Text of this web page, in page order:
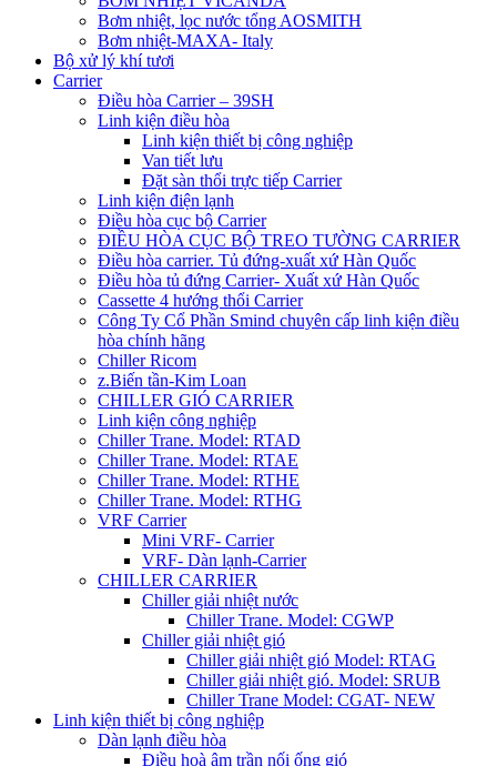
Bơm nhiệt, lọc nước tổng AOSMITH
Bơm nhiệt-MAXA- Italy
Bộ xử lý khí tươi
Carrier
Điều hòa Carrier – 39SH
Linh kiện điều hòa
Linh kiện thiết bị công nghiệp
Van tiết lưu
Đặt sàn thổi trực tiếp Carrier
Linh kiện điện lạnh
Điều hòa cục bộ Carrier
ĐIỀU HÒA CỤC BỘ TREO TƯỜNG CARRIER
Điều hòa carrier. Tủ đứng-xuất xứ Hàn Quốc
Điều hòa tủ đứng Carrier- Xuất xứ Hàn Quốc
Cassette 4 hướng thổi Carrier
Công Ty Cổ Phần Smind chuyên cấp linh kiện điều
hòa chính hãng
Chiller Ricom
z.Biến tần-Kim Loan
CHILLER GIÓ CARRIER
Linh kiện công nghiệp
Chiller Trane. Model: RTAD
Chiller Trane. Model: RTAE
Chiller Trane. Model: RTHE
Chiller Trane. Model: RTHG
VRF Carrier
Mini VRF- Carrier
VRF- Dàn lạnh-Carrier
CHILLER CARRIER
Chiller giải nhiệt nước
Chiller Trane. Model: CGWP
Chiller giải nhiệt gió
Chiller giải nhiệt gió Model: RTAG
Chiller giải nhiệt gió. Model: SRUB
Chiller Trane Model: CGAT- NEW
Linh kiện thiết bị công nghiệp
Dàn lạnh điều hòa
Điều hoà âm trần nối ống gió